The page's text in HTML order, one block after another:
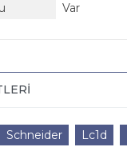
Var
Schneider Lc1d